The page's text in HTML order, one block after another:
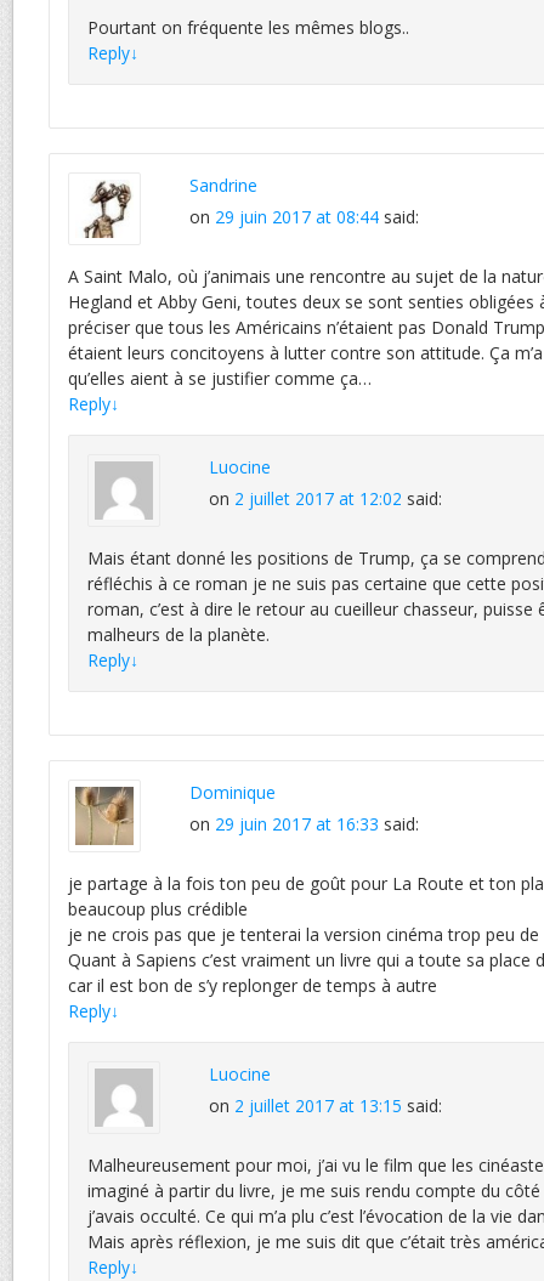
Pourtant on fréquente les mêmes blogs..
Reply↓
Sandrine
on 29 juin 2017 at 08:44 said:
A Saint Malo, où j’animais une rencontre au sujet de la
Hegland et Abby Geni, toutes deux se sont senties
préciser que tous les Américains n’étaient pas Donald
étaient leurs concitoyens à lutter contre son attitude. Ça
qu’elles aient à se justifier comme ça…
Reply↓
Luocine
on 2 juillet 2017 at 12:02 said:
Mais étant donné les positions de Trump, ça se
réfléchis à ce roman je ne suis pas certaine que cette
roman, c’est à dire le retour au cueilleur chasseur,
malheurs de la planète.
Reply↓
Dominique
on 29 juin 2017 at 16:33 said:
je partage à la fois ton peu de goût pour La Route et ton
beaucoup plus crédible
je ne crois pas que je tenterai la version cinéma trop peu
Quant à Sapiens c’est vraiment un livre qui a toute sa place
car il est bon de s’y replonger de temps à autre
Reply↓
Luocine
on 2 juillet 2017 at 13:15 said:
Malheureusement pour moi, j’ai vu le film que les
imaginé à partir du livre, je me suis rendu compte du
j’avais occulté. Ce qui m’a plu c’est l’évocation de la vie
Mais après réflexion, je me suis dit que c’était très
Reply↓